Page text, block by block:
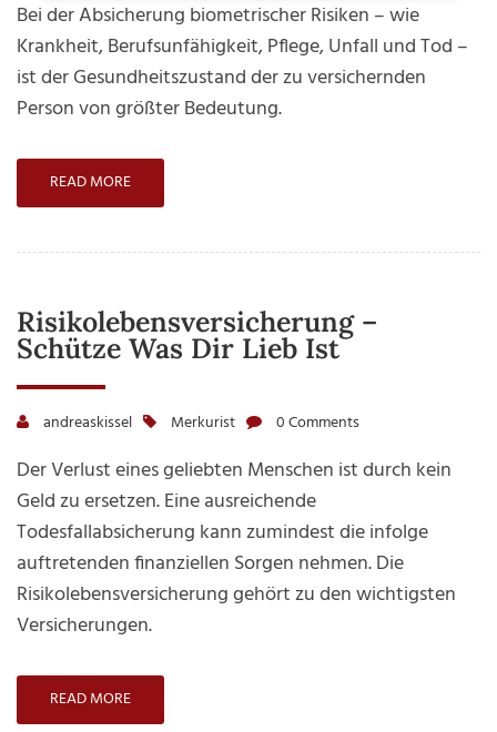
Bei der Absicherung biometrischer Risiken – wie
Krankheit, Berufsunfähigkeit, Pflege, Unfall und Tod –
ist der Gesundheitszustand der zu versichernden
Person von größter Bedeutung.
READ MORE
Risikolebensversicherung –
Schütze Was Dir Lieb Ist
andreaskissel Merkurist 0 Comments
Der Verlust eines geliebten Menschen ist durch kein
Geld zu ersetzen. Eine ausreichende
Todesfallabsicherung kann zumindest die infolge
auftretenden finanziellen Sorgen nehmen. Die
Risikolebensversicherung gehört zu den wichtigsten
Versicherungen.
READ MORE
Hier finden Sie eine Übersicht über alle
verwendeten Cookies. Sie können Ihre
Einwilligung zu ganzen Kategorien geben oder
sich weitere Informationen anzeigen lassen und
so nur bestimmte Cookies auswählen.
Essenziell (1)
Cookie-Informationen anzeigen
Inhalte von Videoplattformen und Social-Media-Plattformen
werden standardmäßig blockiert. Wenn Cookies von externen
keiner manuellen Einwilligung mehr.
Cookie-Informationen anzeigen
Datenschutzerklärung Impressum